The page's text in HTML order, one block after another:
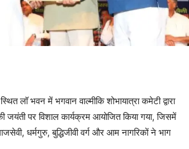
लॉ भवन में भगवान वाल्मीकि शोभायात्रा कमेटी द्वारा
जयंती पर विशाल कार्यक्रम आयोजित किया गया, जिसमें
धर्मगुरु, बुद्धिजीवी वर्ग और आम नागरिकों ने भाग